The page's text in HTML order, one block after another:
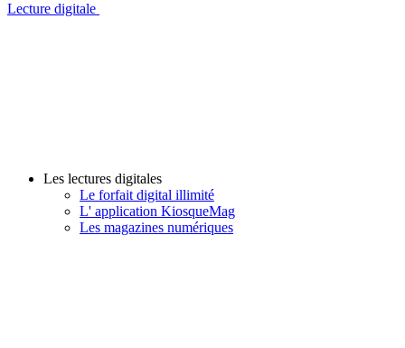
Lecture digitale
Les lectures digitales
Le forfait digital illimité
L' application KiosqueMag
Les magazines numériques